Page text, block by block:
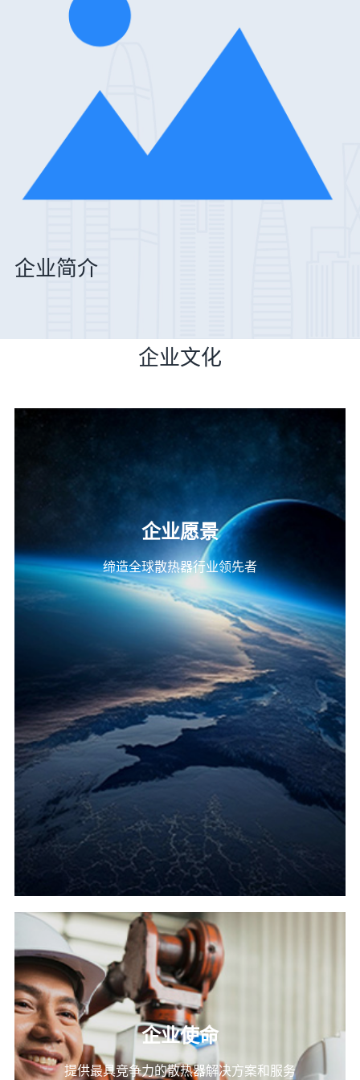
企业简介
企业文化
企业愿景
缔造全球散热器行业领先者
企业使命
提供最具竞争力的散热器解决方案和服务